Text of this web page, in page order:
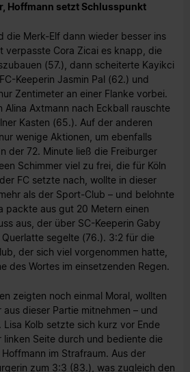
Hoffmann setzt Schlusspunkt
die Merk-Elf dann wieder besser ins
verpasste Cora Zicai es knapp, die
(57.), dann scheiterte Kayikci
Keeperin Jasmin Pal (62.) und
Zentimeter an einer Flanke vorbei.
Alina Axtmann nach Eckball rauschte
Kasten (65.). Auf der anderen
wenige Aktionen, um ebenfalls
der 72. Minute ließ die Freiburger
Schimmer viel zu frei, die für Köln
FC setzte nach, wollte in dieser
als der Sport-Club – und belohnte
packte aus gut 20 Metern einen
aus, der über SC-Keeperin Gaby
segelte (76.). 3:2 für die
der sich viel vorgenommen hatte,
des Wortes im einsetzenden Regen.
zeigten noch einmal Moral, wollten
dieser Partie mitnehmen – und
Lisa Kolb setzte sich kurz vor Ende
Seite durch und bediente die
im Strafraum. Aus der
zum 3:3 (83.), was zugleich den